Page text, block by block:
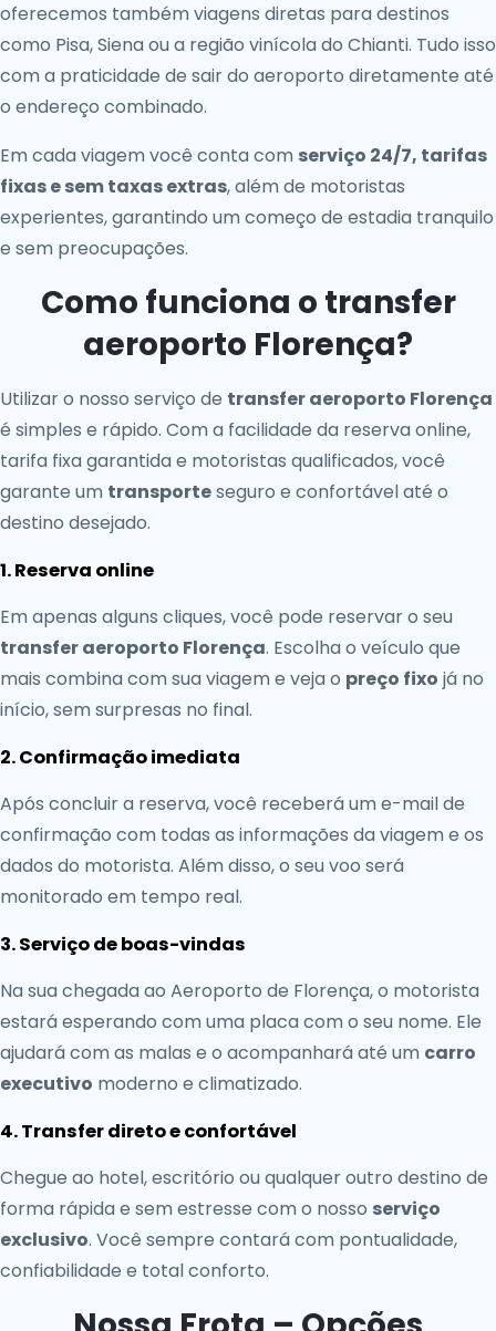
oferecemos também viagens diretas para destinos
como Pisa, Siena ou a região vinícola do Chianti. Tudo isso
com a praticidade de sair do aeroporto diretamente até
o endereço combinado.
Em cada viagem você conta com serviço 24/7, tarifas
fixas e sem taxas extras, além de motoristas
experientes, garantindo um começo de estadia tranquilo
e sem preocupações.
Como funciona o transfer
aeroporto Florença?
Utilizar o nosso serviço de transfer aeroporto Florença
é simples e rápido. Com a facilidade da reserva online,
tarifa fixa garantida e motoristas qualificados, você
garante um transporteseguro e confortável até o
destino desejado.
1. Reserva online
Em apenas alguns cliques, você pode reservar o seu
transfer aeroporto Florença. Escolha o veículo que
mais combina com sua viagem e veja o preço fixo já no
início, sem surpresas no final.
2. Confirmação imediata
Após concluir a reserva, você receberá um e-mail de
confirmação com todas as informações da viagem e os
dados do motorista. Além disso, o seu voo será
monitorado em tempo real.
3. Serviço de boas-vindas
Na sua chegada ao Aeroporto de Florença, o motorista
estará esperando com uma placa com o seu nome. Ele
ajudará com as malas e o acompanhará até um carro
executivo moderno e climatizado.
4. Transfer direto e confortável
Chegue ao hotel, escritório ou qualquer outro destino de
forma rápida e sem estresse com o nosso serviço
exclusivo. Você sempre contará com pontualidade,
confiabilidade e total conforto.